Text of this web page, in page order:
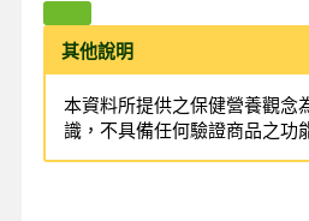
其他說明
本資料所提供之保健營養觀念
識，不具備任何驗證商品之功